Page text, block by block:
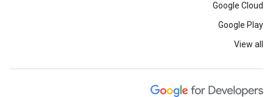
Google Cloud
Google Play
View all